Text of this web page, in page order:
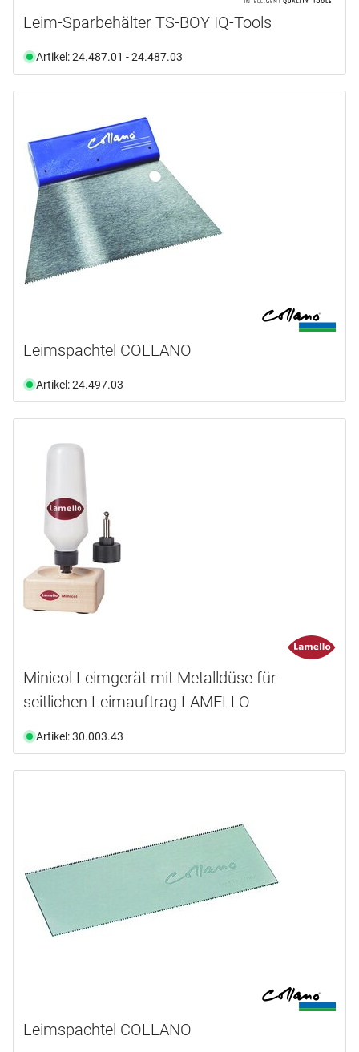
Leim-Sparbehälter TS-BOY IQ-Tools
Artikel: 24.487.01 - 24.487.03
Leimspachtel COLLANO
Artikel: 24.497.03
Minicol Leimgerät mit Metalldüse für
seitlichen Leimauftrag LAMELLO
Artikel: 30.003.43
Leimspachtel COLLANO